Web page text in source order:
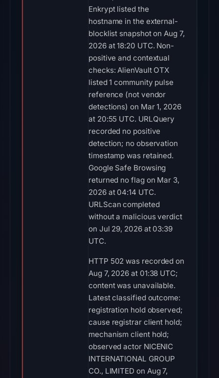
Enkrypt listed the
hostname in the external-
blocklist snapshot on Aug 7,
2026 at 18:20 UTC. Non-
positive and contextual
checks: AlienVault OTX
listed 1 community pulse
reference (not vendor
detections) on Mar 1, 2026
at 20:55 UTC. URLQuery
recorded no positive
detection; no observation
timestamp was retained.
Google Safe Browsing
returned no flag on Mar 3,
2026 at 04:14 UTC.
URLScan completed
without a malicious verdict
on Jul 29, 2026 at 03:39
UTC.
HTTP 502 was recorded on
Aug 7, 2026 at 01:38 UTC;
content was unavailable.
Latest classified outcome:
registration hold observed;
cause registrar client hold;
mechanism client hold;
observed actor NICENIC
INTERNATIONAL GROUP
CO., LIMITED on Aug 7,